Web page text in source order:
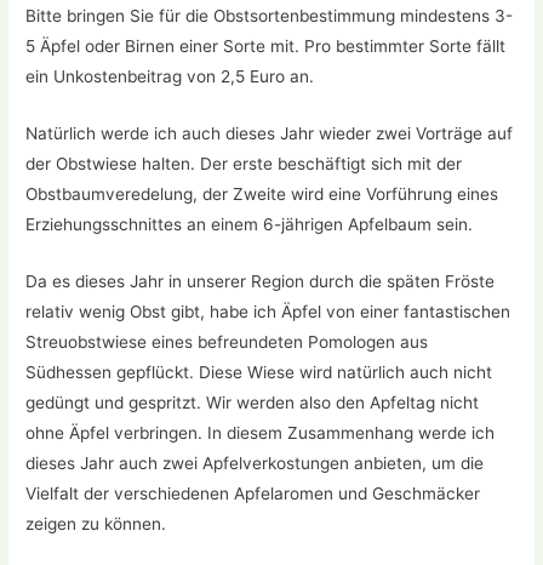
Bitte bringen Sie für die Obstsortenbestimmung mindestens 3-
5 Äpfel oder Birnen einer Sorte mit. Pro bestimmter Sorte fällt
ein Unkostenbeitrag von 2,5 Euro an.
Natürlich werde ich auch dieses Jahr wieder zwei Vorträge auf
der Obstwiese halten. Der erste beschäftigt sich mit der
Obstbaumveredelung, der Zweite wird eine Vorführung eines
Erziehungsschnittes an einem 6-jährigen Apfelbaum sein.
Da es dieses Jahr in unserer Region durch die späten Fröste
relativ wenig Obst gibt, habe ich Äpfel von einer fantastischen
Streuobstwiese eines befreundeten Pomologen aus
Südhessen gepflückt. Diese Wiese wird natürlich auch nicht
gedüngt und gespritzt. Wir werden also den Apfeltag nicht
ohne Äpfel verbringen. In diesem Zusammenhang werde ich
dieses Jahr auch zwei Apfelverkostungen anbieten, um die
Vielfalt der verschiedenen Apfelaromen und Geschmäcker
zeigen zu können.